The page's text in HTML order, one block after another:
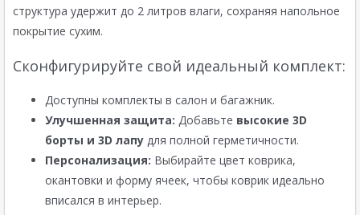
структура удержит до 2 литров влаги, сохраняя напольное
покрытие сухим.
Сконфигурируйте свой идеальный комплект:
Доступны комплекты в салон и багажник.
Улучшенная защита: Добавьте высокие 3D
борты и 3D лапу для полной герметичности.
Персонализация: Выбирайте цвет коврика,
окантовки и форму ячеек, чтобы коврик идеально
вписался в интерьер.